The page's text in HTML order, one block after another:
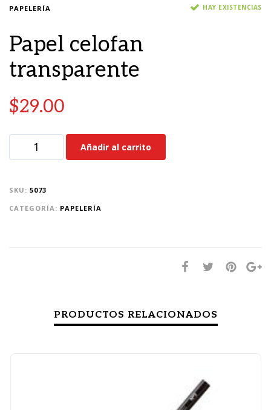
PAPELERÍA HAY EXISTENCIAS
Papel celofan
transparente
$29.00
Añadir al carrito
SKU: 5073
CATEGORÍA: PAPELERÍA
PRODUCTOS RELACIONADOS